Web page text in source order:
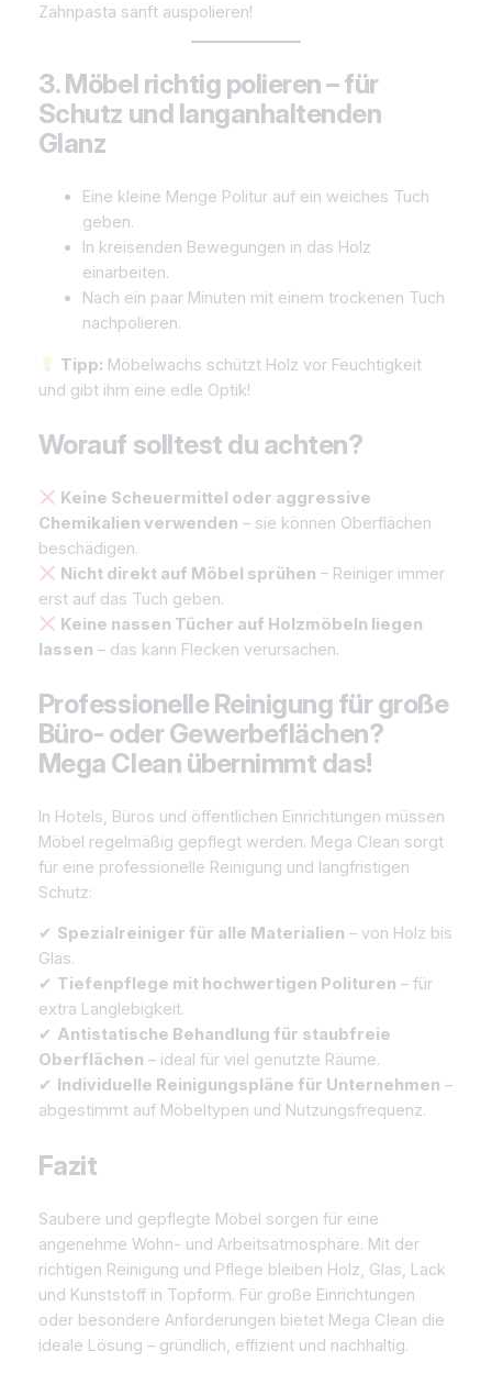
Zahnpasta sanft auspolieren!
3. Möbel richtig polieren – für
Schutz und langanhaltenden
Glanz
Eine kleine Menge Politur auf ein weiches Tuch
geben.
In kreisenden Bewegungen in das Holz
einarbeiten.
Nach ein paar Minuten mit einem trockenen Tuch
nachpolieren.
Tipp: Möbelwachs schützt Holz vor Feuchtigkeit
und gibt ihm eine edle Optik!
Worauf solltest du achten?
Keine Scheuermittel oder aggressive
Chemikalien verwenden – sie können Oberflächen
beschädigen.
Nicht direkt auf Möbel sprühen – Reiniger immer
erst auf das Tuch geben.
Keine nassen Tücher auf Holzmöbeln liegen
lassen – das kann Flecken verursachen.
Professionelle Reinigung für große
Büro- oder Gewerbeflächen?
Mega Clean übernimmt das!
In Hotels, Büros und öffentlichen Einrichtungen müssen
Möbel regelmäßig gepflegt werden. Mega Clean sorgt
für eine professionelle Reinigung und langfristigen
Schutz:
✔ Spezialreiniger für alle Materialien – von Holz bis
Glas.
✔ Tiefenpflege mit hochwertigen Polituren – für
extra Langlebigkeit.
✔ Antistatische Behandlung für staubfreie
Oberflächen – ideal für viel genutzte Räume.
✔
Individuelle Reinigungspläne für Unternehmen –
abgestimmt auf Möbeltypen und Nutzungsfrequenz.
Fazit
Saubere und gepflegte Möbel sorgen für eine
angenehme Wohn- und Arbeitsatmosphäre. Mit der
richtigen Reinigung und Pflege bleiben Holz, Glas, Lack
und Kunststoff in Topform. Für große Einrichtungen
oder besondere Anforderungen bietet Mega Clean die
ideale Lösung – gründlich, effizient und nachhaltig.